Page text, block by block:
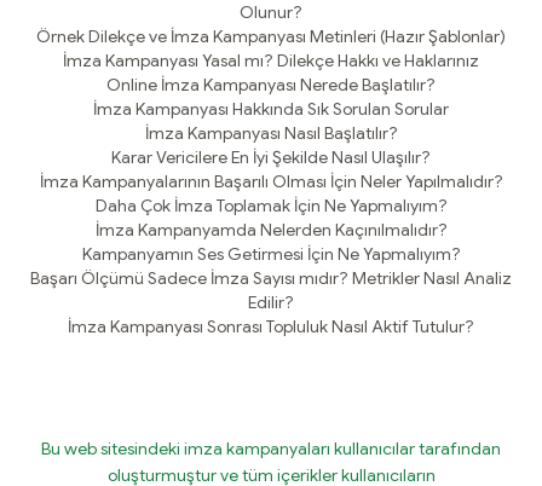
Olunur?
Örnek Dilekçe ve İmza Kampanyası Metinleri (Hazır Şablonlar)
İmza Kampanyası Yasal mı? Dilekçe Hakkı ve Haklarınız
Online İmza Kampanyası Nerede Başlatılır?
İmza Kampanyası Hakkında Sık Sorulan Sorular
İmza Kampanyası Nasıl Başlatılır?
Karar Vericilere En İyi Şekilde Nasıl Ulaşılır?
İmza Kampanyalarının Başarılı Olması İçin Neler Yapılmalıdır?
Daha Çok İmza Toplamak İçin Ne Yapmalıyım?
İmza Kampanyamda Nelerden Kaçınılmalıdır?
Kampanyamın Ses Getirmesi İçin Ne Yapmalıyım?
Başarı Ölçümü Sadece İmza Sayısı mıdır? Metrikler Nasıl Analiz
Edilir?
İmza Kampanyası Sonrası Topluluk Nasıl Aktif Tutulur?
Bu web sitesindeki imza kampanyaları kullanıcılar tarafından
oluşturmuştur ve tüm içerikler kullanıcıların